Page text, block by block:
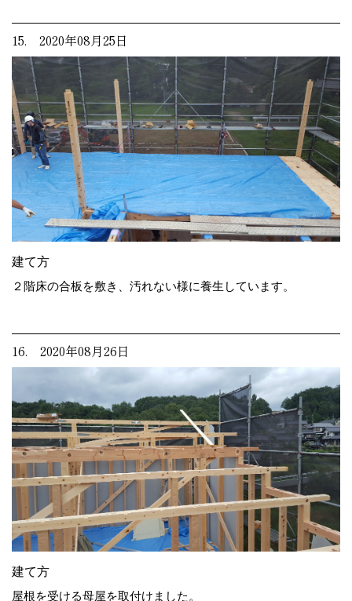
15. 2020年08月25日
建て方
２階床の合板を敷き、汚れない様に養生しています。
16. 2020年08月26日
建て方
屋根を受ける母屋を取付けました。